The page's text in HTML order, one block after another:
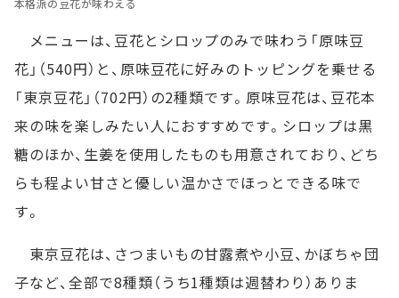
メニューは、豆花とシロップのみで味わう「原味豆
花」（540円）と、原味豆花に好みのトッピングを乗せる
「東京豆花」（702円）の2種類です。原味豆花は、豆花本
来の味を楽しみたい人におすすめです。シロップは黒
糖のほか、生姜を使用したものも用意されており、どち
らも程よい甘さと優しい温かさでほっとできる味で
す。
東京豆花は、さつまいもの甘露煮や小豆、かぼちゃ団
子など、全部で8種類（うち1種類は週替わり）ありま